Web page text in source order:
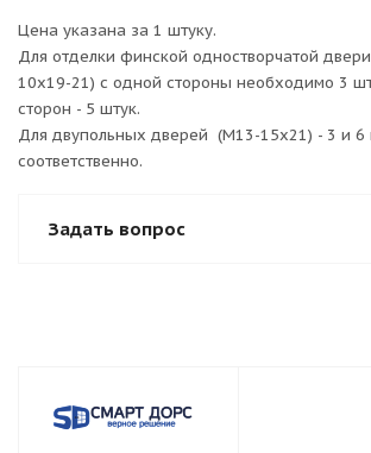
Цена указана за 1 штуку.
Для отделки финской одностворчатой
10х19-21) с одной стороны необходимо 3
сторон - 5 штук.
Для двупольных дверей (М13-15х21) - 3 и 6
соответственно.
Задать вопрос